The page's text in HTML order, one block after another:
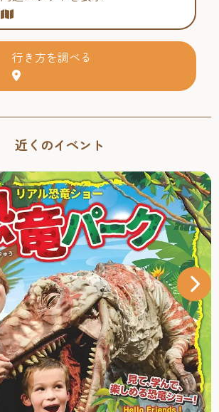
行き方を調べる
近くのイベント